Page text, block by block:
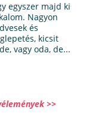
egyszer majd ki
Nagyon
és
kicsit
vagy oda, de...
>>